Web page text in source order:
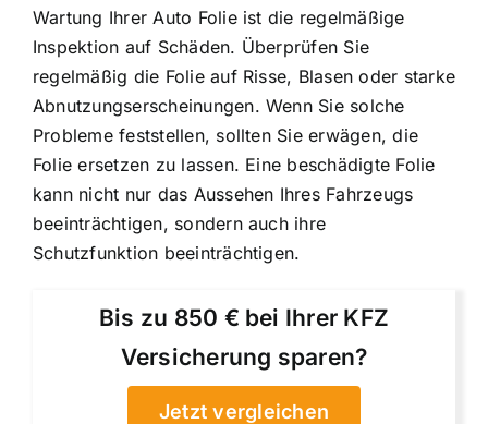
Wartung Ihrer Auto Folie ist die regelmäßige
Inspektion auf Schäden. Überprüfen Sie
regelmäßig die Folie auf Risse, Blasen oder starke
Abnutzungserscheinungen. Wenn Sie solche
Probleme feststellen, sollten Sie erwägen, die
Folie ersetzen zu lassen. Eine beschädigte Folie
kann nicht nur das Aussehen Ihres Fahrzeugs
beeinträchtigen, sondern auch ihre
Schutzfunktion beeinträchtigen.
Bis zu 850 € bei Ihrer KFZ
Versicherung sparen?
Jetzt vergleichen